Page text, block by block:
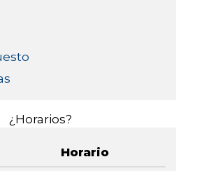
¿Horarios?
Horario